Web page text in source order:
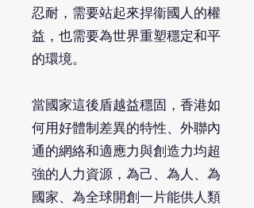
忍耐，需要站起來捍衞國人的權
益，也需要為世界重塑穩定和平
的環境。
當國家這後盾越益穩固，香港如
何用好體制差異的特性、外聯內
通的網絡和適應力與創造力均超
強的人力資源，為己、為人、為
國家、為全球開創一片能供人類